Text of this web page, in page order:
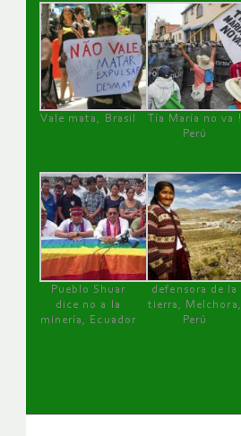
Vale mata, Brasil
Tía María no va !
Perú
Pueblo Shuar
dice no a la
minería, Ecuador
defensora de la
tierra, Melchora,
Perú